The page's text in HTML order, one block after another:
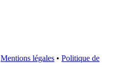
Mentions légales • Politique de